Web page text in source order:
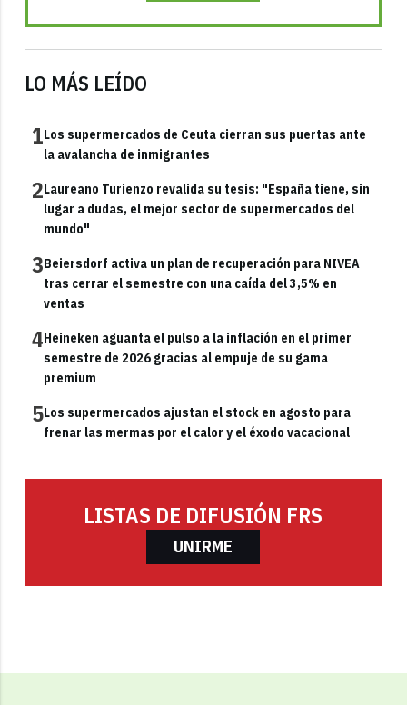
LO MÁS LEÍDO
1Los supermercados de Ceuta cierran sus puertas ante
la avalancha de inmigrantes
2Laureano Turienzo revalida su tesis: "España tiene, sin
lugar a dudas, el mejor sector de supermercados del
mundo"
3Beiersdorf activa un plan de recuperación para NIVEA
tras cerrar el semestre con una caída del 3,5% en
ventas
4Heineken aguanta el pulso a la inflación en el primer
semestre de 2026 gracias al empuje de su gama
premium
5Los supermercados ajustan el stock en agosto para
frenar las mermas por el calor y el éxodo vacacional
LISTAS DE DIFUSIÓN FRS
UNIRME